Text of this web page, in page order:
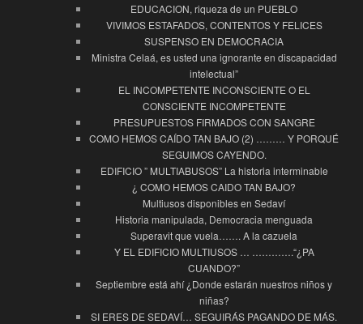
EDUCACION, riqueza de un PUEBLO
VIVIMOS ESTAFADOS, CONTENTOS Y FELICES
SUSPENSO EN DEMOCRACIA
Ministra Celaá, es usted una ignorante en discapacidad
intelectual”
EL INCOMPETENTE INCONSCIENTE O EL
CONSCIENTE INCOMPETENTE
PRESUPUESTOS FIRMADOS CON SANGRE
COMO HEMOS CAÍDO TAN BAJO (2) ……… Y PORQUÉ
SEGUIMOS CAYENDO.
EDIFICIO ” MULTIABUSOS” La historia interminable
¿ COMO HEMOS CAIDO TAN BAJO?
Multiusos disponibles en Sedaví
Historia manipulada, Democracia menguada
Superavit que vuela……. A la cazuela
Y EL EDIFICIO MULTIUSOS … ………….“¿PA
CUANDO?”
Septiembre está ahí ¿Donde estarán nuestros niños y
niñas?
SI ERES DE SEDAVÍ… SEGUIRÁS PAGANDO DE MÁS.